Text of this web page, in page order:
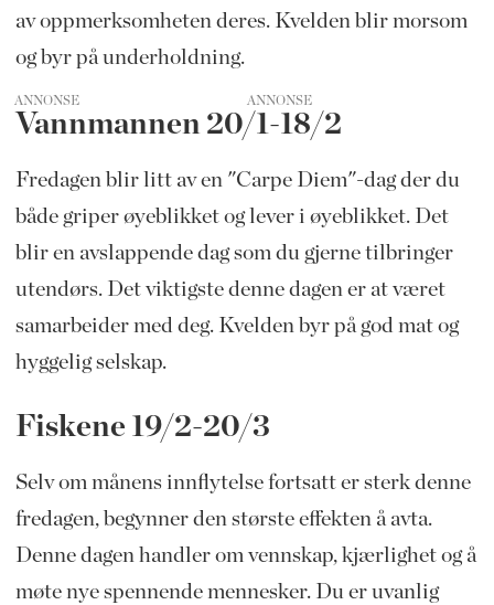
av oppmerksomheten deres. Kvelden blir morsom
og byr på underholdning.
ANNONSE
Vannmannen 20/1-18/2
Fredagen blir litt av en "Carpe Diem"-dag der du
både griper øyeblikket og lever i øyeblikket. Det
blir en avslappende dag som du gjerne tilbringer
utendørs. Det viktigste denne dagen er at været
samarbeider med deg. Kvelden byr på god mat og
hyggelig selskap.
Fiskene 19/2-20/3
Selv om månens innflytelse fortsatt er sterk denne
fredagen, begynner den største effekten å avta.
Denne dagen handler om vennskap, kjærlighet og å
møte nye spennende mennesker. Du er uvanlig